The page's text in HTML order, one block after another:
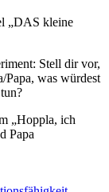
„DAS kleine
Stell dir vor,
Papa, was würdest
„Hoppla, ich
Papa